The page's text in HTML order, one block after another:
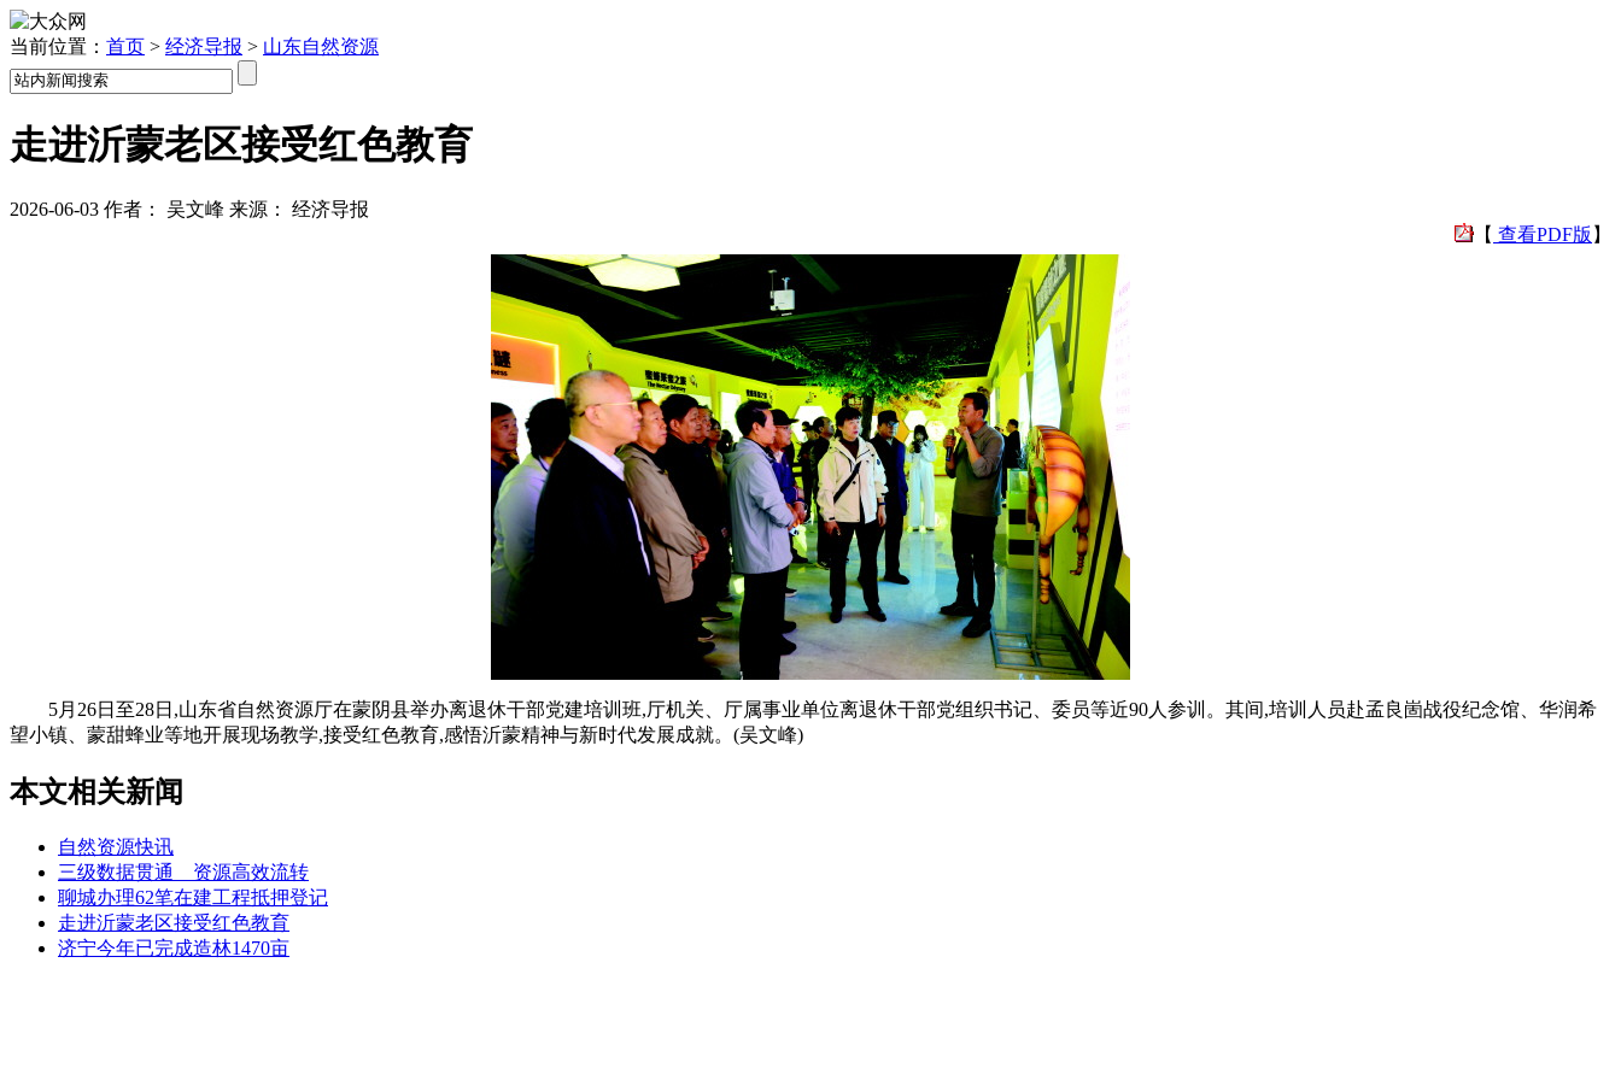
当前位置： 首页 > 经济导报 > 山东自然资源
走进沂蒙老区接受红色教育
2026-06-03 作者： 吴文峰 来源： 经济导报
【 查看PDF版 】
5月26日至28日,山东省自然资源厅在蒙阴县举办离退休干部党建培训班,厅机关、厅属事业单位离退休干部党组织书记、委员等近90人参训。其间,培训人员赴孟良崮战役纪念馆、华润希
望小镇、蒙甜蜂业等地开展现场教学,接受红色教育,感悟沂蒙精神与新时代发展成就。(吴文峰)
本文相关新闻
自然资源快讯
三级数据贯通 资源高效流转
聊城办理62笔在建工程抵押登记
走进沂蒙老区接受红色教育
济宁今年已完成造林1470亩